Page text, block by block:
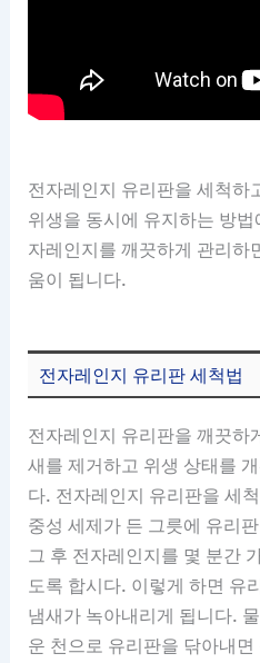
전자레인지 유리판을 세척하
위생을 동시에 유지하는 방
자레인지를 깨끗하게 관리하
움이 됩니다.
전자레인지 유리판 세척법
전자레인지 유리판을 깨끗하
새를 제거하고 위생 상태를
다. 전자레인지 유리판을 세
중성 세제가 든 그릇에 유리
그 후 전자레인지를 몇 분간
도록 합시다. 이렇게 하면 유
냄새가 녹아내리게 됩니다.
운 천으로 유리판을 닦아내